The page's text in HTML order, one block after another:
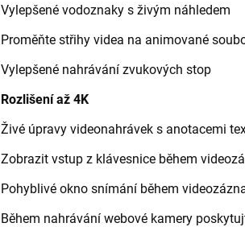
Vylepšené vodoznaky s živým náhledem
Proměňte střihy videa na animované
Vylepšené nahrávání zvukových stop
Rozlišení až 4K
Živé úpravy videonahrávek s anotacemi
Zobrazit vstup z klávesnice během
Pohyblivé okno snímání během
Během nahrávání webové kamery